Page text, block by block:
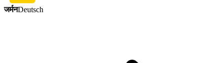
जर्मनDeutsch